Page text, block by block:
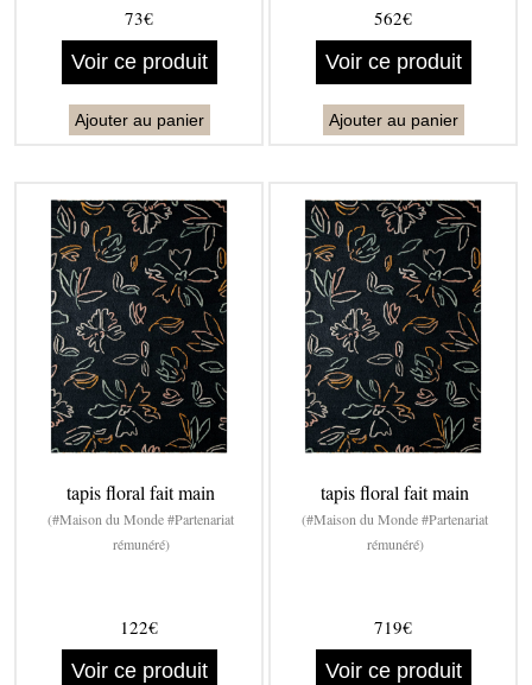
73€
Voir ce produit
Ajouter au panier
562€
Voir ce produit
Ajouter au panier
tapis floral fait main
(#Maison du Monde #Partenariat
rémunéré)
122€
Voir ce produit
tapis floral fait main
(#Maison du Monde #Partenariat
rémunéré)
719€
Voir ce produit